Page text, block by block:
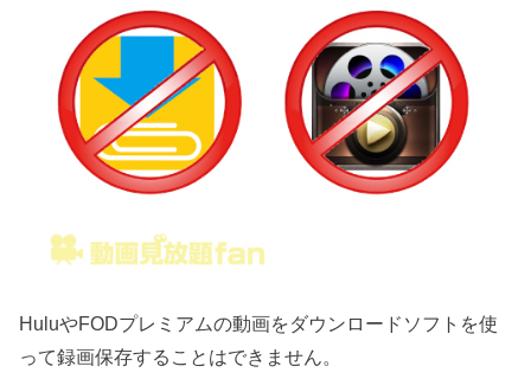
HuluやFODプレミアムの動画をダウンロードソフトを使
って録画保存することはできません。